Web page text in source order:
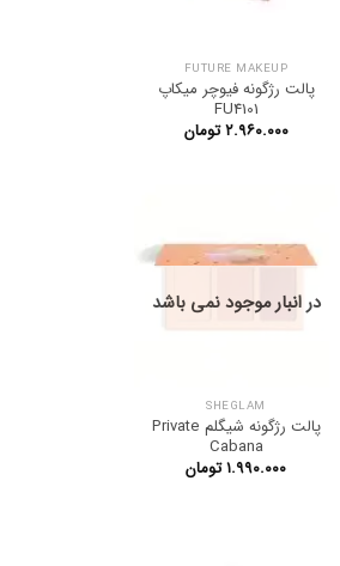
FUTURE MAKEUP
پالت رژگونه فیوچر میکاپ
FU4101
۲.۹۶۰.۰۰۰ تومان
در انبار موجود نمی باشد
SHEGLAM
پالت رژگونه شیگلم Private
Cabana
۱.۹۹۰.۰۰۰تومان